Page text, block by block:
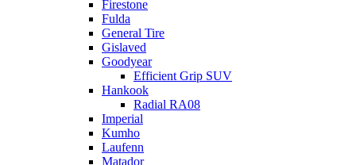
Firestone
Fulda
General Tire
Gislaved
Goodyear
Efficient Grip SUV
Hankook
Radial RA08
Imperial
Kumho
Laufenn
Matador